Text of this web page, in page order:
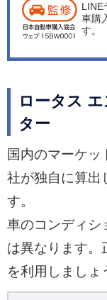
LINE
車購
す。
ロータス
ター
国内のマーケ
社が独自に算出
す。
車のコンディシ
は異なります。
を利用しましょ